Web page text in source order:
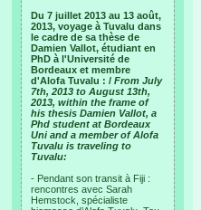
Du 7 juillet 2013 au 13 août,
2013, voyage à Tuvalu dans
le cadre de sa thèse de
Damien Vallot, étudiant en
PhD à l'Université de
Bordeaux et membre
d'Alofa Tuvalu : / From July
7th, 2013 to August 13th,
2013, within the frame of
his thesis Damien Vallot, a
Phd student at Bordeaux
Uni and a member of Alofa
Tuvalu is traveling to
Tuvalu:
- Pendant son transit à Fiji :
rencontres avec Sarah
Hemstock, spécialiste